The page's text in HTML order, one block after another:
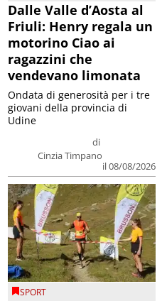
Dalle Valle d’Aosta al
Friuli: Henry regala un
motorino Ciao ai
ragazzini che
vendevano limonata
di
Cinzia Timpano
il 08/08/2026
Ondata di generosità per i tre
giovani della provincia di
Udine
SPORT